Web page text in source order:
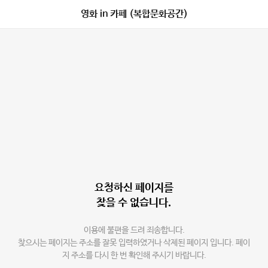
영화 in 카페 (복합문화공간)
요청하신 페이지를
찾을 수 없습니다.
이용에 불편을 드려 죄송합니다.
찾으시는 페이지는 주소를 잘못 입력하였거나 삭제된 페이지 입니다. 페이
지 주소를 다시 한 번 확인해 주시기 바랍니다.